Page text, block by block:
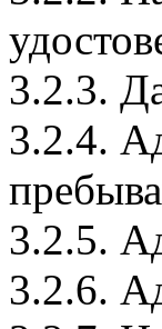
3.2.3.
3.2.4.
3.2.5.
3.2.6.